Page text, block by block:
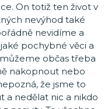
On totiž ten život v
nevýhod také
nevidíme a
pochybné věci a
občas třeba
nakopnout nebo
že jsme to
a nedělat nic a nikdo